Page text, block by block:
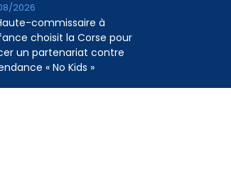
commissaire à
choisit la Corse pour
un partenariat contre
« No Kids »
2026